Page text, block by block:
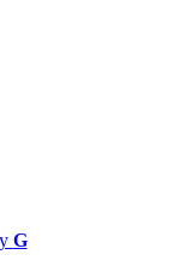
G